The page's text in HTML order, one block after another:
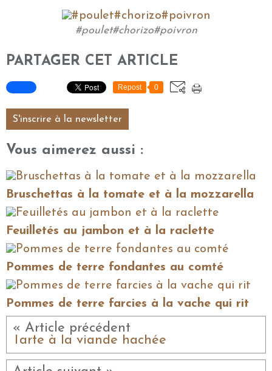
#poulet#chorizo#poivron
PARTAGER CET ARTICLE
Repost 0
S'inscrire à la newsletter
Vous aimerez aussi :
Bruschettas à la tomate et à la mozzarella
Feuilletés au jambon et à la raclette
Pommes de terre fondantes au comté
Pommes de terre farcies à la vache qui rit
« Article précédent
Tarte à la viande hachée